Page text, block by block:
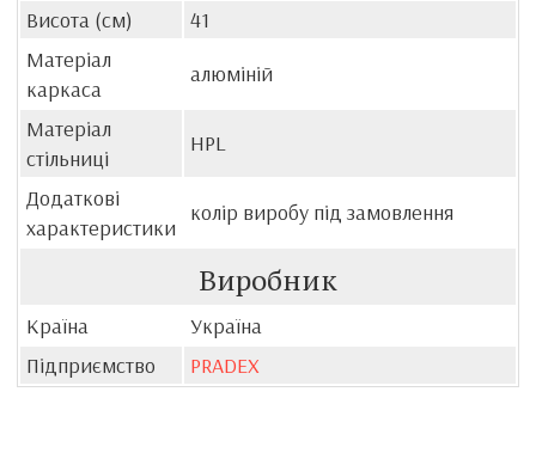
Висота (см)
41
Матеріал
каркаса
алюміній
Матеріал
стільниці
HPL
Додаткові
характеристики
колір виробу під замовлення
Виробник
Країна
Україна
Підприємство
PRADEX